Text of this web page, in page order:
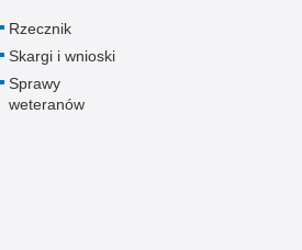
Nietrzeźwi kierujący
Nietrzeźwi opiekunowie
Rzecznik
Skargi i wnioski
Sprawy
weteranów